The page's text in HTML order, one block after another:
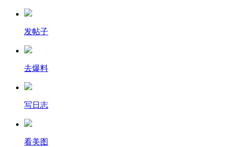
发帖子
去爆料
写日志
看美图